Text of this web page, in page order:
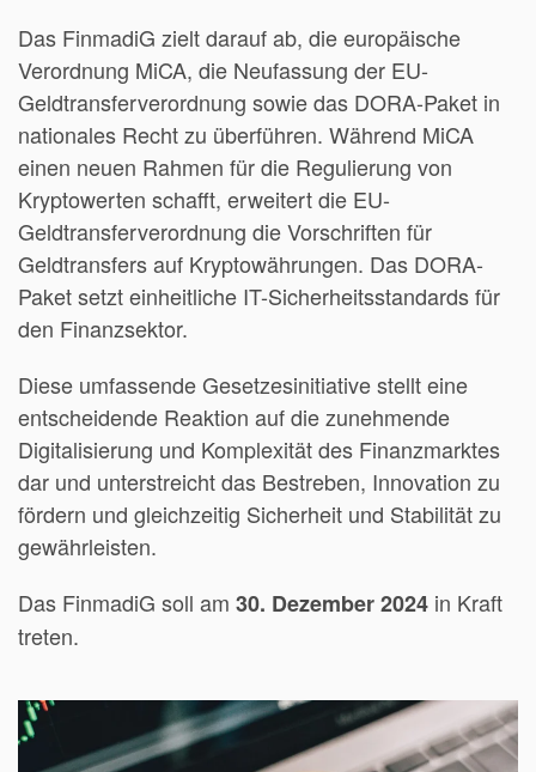
Das FinmadiG zielt darauf ab, die europäische
Verordnung MiCA, die Neufassung der EU-
Geldtransferverordnung sowie das DORA-Paket in
nationales Recht zu überführen. Während MiCA
einen neuen Rahmen für die Regulierung von
Kryptowerten schafft, erweitert die EU-
Geldtransferverordnung die Vorschriften für
Geldtransfers auf Kryptowährungen. Das DORA-
Paket setzt einheitliche IT-Sicherheitsstandards für
den Finanzsektor.
Diese umfassende Gesetzesinitiative stellt eine
entscheidende Reaktion auf die zunehmende
Digitalisierung und Komplexität des Finanzmarktes
dar und unterstreicht das Bestreben, Innovation zu
fördern und gleichzeitig Sicherheit und Stabilität zu
gewährleisten.
Das FinmadiG soll am 30. Dezember 2024 in Kraft
treten.